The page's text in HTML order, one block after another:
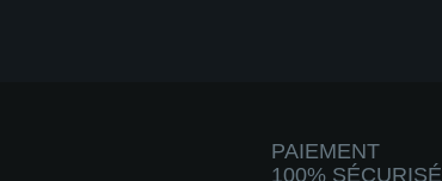
PAIEMENT
100% SÉCURISÉ